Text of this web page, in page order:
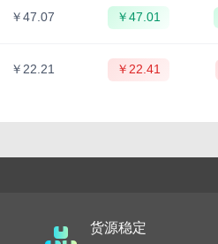
￥47.07 ￥47.01
￥22.21 ￥22.41
货源稳定